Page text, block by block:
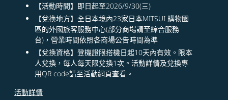
【活動時間】即日起至2026/9/30(三)
【兌換地方】全日本境內23家日本MITSUI 購物園
區的外國旅客服務中心(部分商場請至綜合服務
台)，營業時間依照各商場公告時間為準
【兌換資格】登機證限搭機日起10天內有效。限本
人兌換，每人每天限兌換1次。活動詳情及兌換專
用QR code請至活動網頁查看。
活動詳情